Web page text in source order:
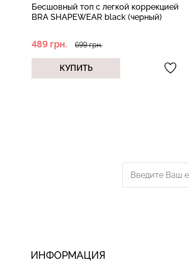
Бесшовный топ майка с фактурным
узором CAMI TOP GRAIN black
225 грн. 449 грн.
КУПИТЬ
ИНФОРМАЦИЯ